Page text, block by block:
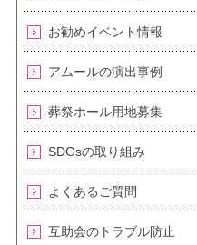
お勧めイベント情報
アムールの演出事例
葬祭ホール用地募集
SDGsの取り組み
よくあるご質問
互助会のトラブル防止